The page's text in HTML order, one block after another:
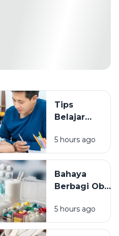
Tips
Belajar
agar Nilai
Meningkat:
Belajar
Cerdas
Begadang
5 hours ago
Bahaya
Berbagi Obat
Orang Lain:
Mengapa
5 hours ago